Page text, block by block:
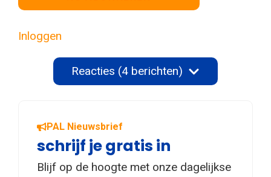
Inloggen
Reacties (4 berichten)
PAL Nieuwsbrief
schrijf je gratis in
Blijf op de hoogte met onze dagelijkse